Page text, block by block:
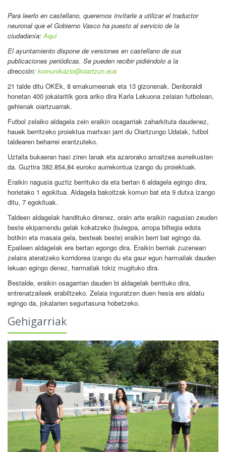
Para leerlo en castellano, queremos invitarle a utilizar el traductor
neuronal que el Gobierno Vasco ha puesto al servicio de la
ciudadanía:Aquí
El ayuntamiento dispone de versiones en castellano de sus
publicaciones periódicas. Se pueden recibir pidiéndolo a la
dirección: komunikazio@oiartzun.eus
21 talde ditu OKEk, 8 emakumeenak eta 13 gizonenak. Denboraldi
honetan 400 jokalaritik gora ariko dira Karla Lekuona zelaian futbolean,
gehienak oiartzuarrak.
Futbol zelaiko aldagela zein eraikin osagarriak zaharkituta daudenez,
hauek berritzeko proiektua martxan jarri du Oiartzungo Udalak, futbol
taldearen beharrei erantzuteko.
Uztaila bukaeran hasi ziren lanak eta azarorako amaitzea aurreikusten
da. Guztira 382.854,84 euroko aurrekontua izango du proiektuak.
Eraikin nagusia guztiz berrituko da eta bertan 6 aldagela egingo dira,
horietako 1 egokitua. Aldagela bakoitzak komun bat eta 9 dutxa izango
ditu, 7 egokituak.
Taldeen aldagelak handituko direnez, orain arte eraikin nagusian zeuden
beste ekipamendu gelak kokatzeko (bulegoa, arropa biltegia edota
botikin eta masaia gela, besteak beste) eraikin berri bat egingo da.
Epaileen aldagelak ere bertan egongo dira. Eraikin berriak zuzenean
zelaira ateratzeko korridorea izango du eta gaur egun harmailak dauden
lekuan egingo denez, harmailak tokiz mugituko dira.
Bestalde, eraikin osagarrian dauden bi aldagelak berrituko dira,
entrenatzaileek erabiltzeko. Zelaia inguratzen duen hesia ere aldatu
egingo da, jokalarien segurtasuna hobetzeko.
Gehigarriak